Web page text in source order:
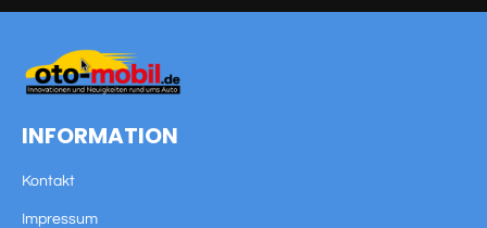
INFORMATION
Kontakt
Impressum